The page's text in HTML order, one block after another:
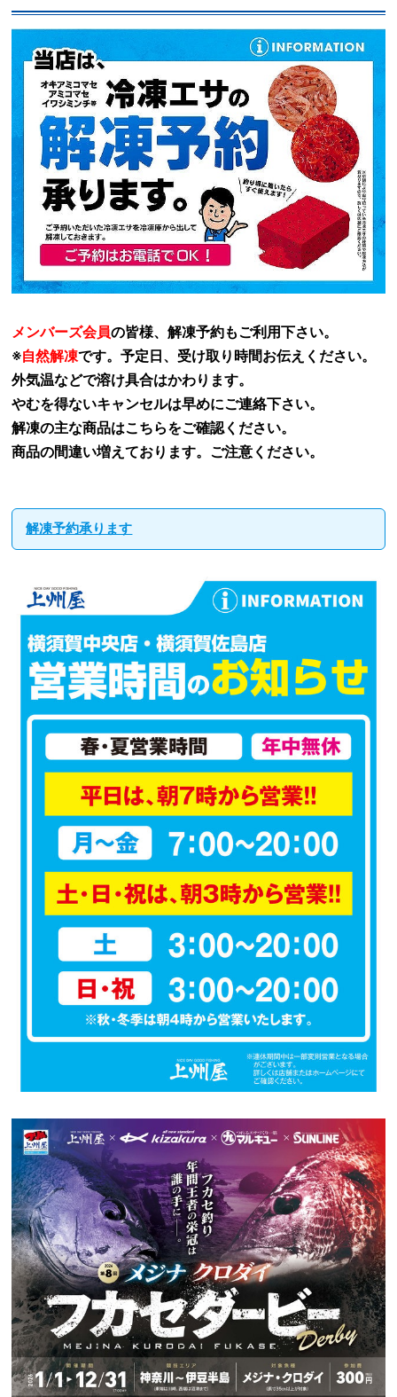
メンバーズ会員の皆様、解凍予約もご利用下さい。
※自然解凍です。予定日、受け取り時間お伝えください。
外気温などで溶け具合はかわります。
やむを得ないキャンセルは早めにご連絡下さい。
解凍の主な商品はこちらをご確認ください。
商品の間違い増えております。ご注意ください。
解凍予約承ります